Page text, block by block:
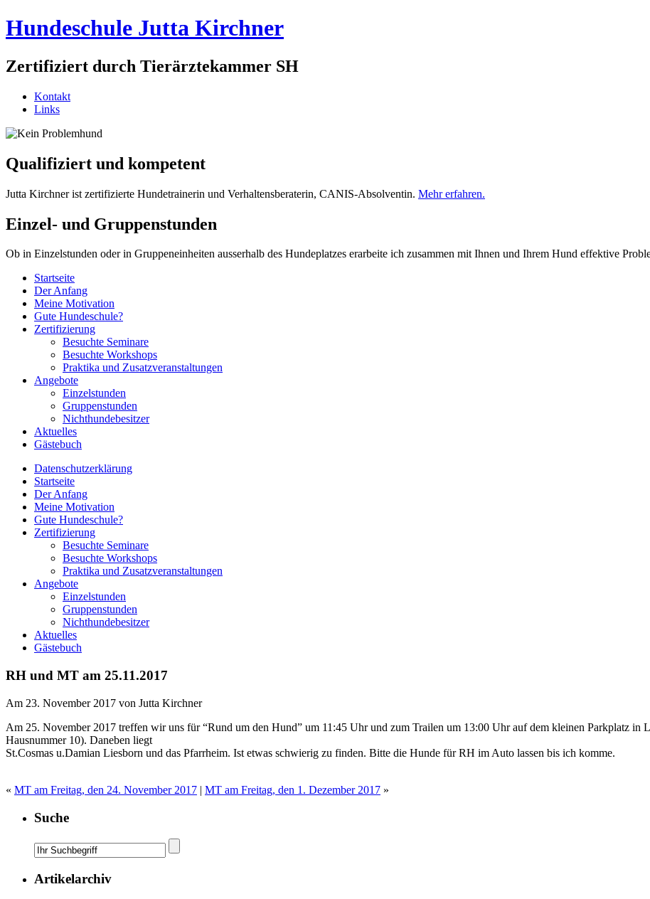
Hundeschule Jutta Kirchner
Zertifiziert durch Tierärztekammer SH
Kontakt
Links
Qualifiziert und kompetent
Jutta Kirchner ist zertifizierte Hundetrainerin und Verhaltensberaterin, CANIS-Absolventin. Mehr erfahren.
Einzel- und Gruppenstunden
Ob in Einzelstunden oder in Gruppeneinheiten ausserhalb des Hundeplatzes erarbeite ich zusammen mit Ihnen und Ihrem Hund effektive
Startseite
Der Anfang
Meine Motivation
Gute Hundeschule?
Zertifizierung
Besuchte Seminare
Besuchte Workshops
Praktika und Zusatzveranstaltungen
Angebote
Einzelstunden
Gruppenstunden
Nichthundebesitzer
Aktuelles
Gästebuch
Datenschutzerklärung
Startseite
Der Anfang
Meine Motivation
Gute Hundeschule?
Zertifizierung
Besuchte Seminare
Besuchte Workshops
Praktika und Zusatzveranstaltungen
Angebote
Einzelstunden
Gruppenstunden
Nichthundebesitzer
Aktuelles
Gästebuch
RH und MT am 25.11.2017
Am 23. November 2017 von Jutta Kirchner
Am 25. November 2017 treffen wir uns für “Rund um den Hund” um 11:45 Uhr und zum Trailen um 13:00 Uhr auf dem kleinen Parkplatz in
Hausnummer 10). Daneben liegt
St.Cosmas u.Damian Liesborn und das Pfarrheim. Ist etwas schwierig zu finden. Bitte die Hunde für RH im Auto lassen bis ich komme.
« MT am Freitag, den 24. November 2017 | MT am Freitag, den 1. Dezember 2017 »
Suche
Artikelarchiv